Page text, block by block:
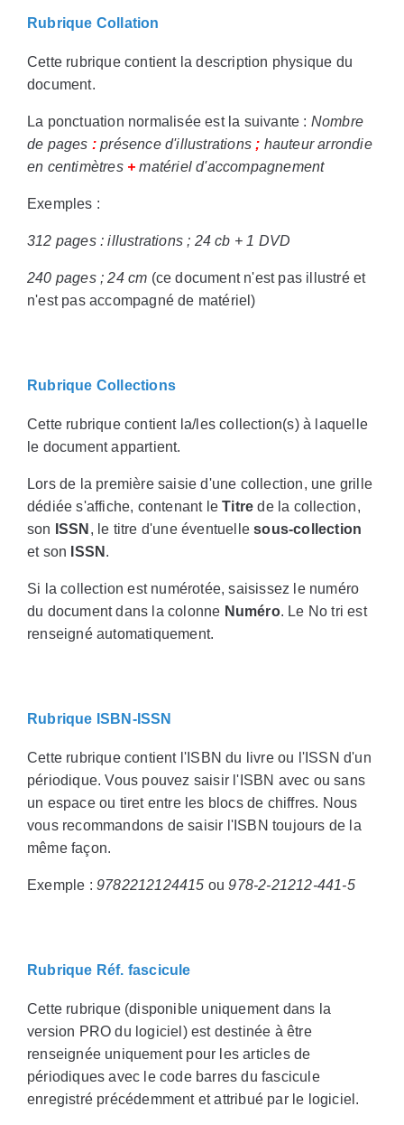
Rubrique Collation
Cette rubrique contient la description physique du
document.
La ponctuation normalisée est la suivante : Nombre
de pages :présence d'illustrations ; hauteur arrondie
en centimètres + matériel d'accompagnement
Exemples :
312 pages : illustrations ; 24 cb + 1 DVD
240 pages ; 24 cm (ce document n'est pas illustré et
n'est pas accompagné de matériel)
Rubrique Collections
Cette rubrique contient la/les collection(s) à laquelle
le document appartient.
Lors de la première saisie d'une collection, une grille
dédiée s'affiche, contenant leTitre de la collection,
son ISSN , le titre d'une éventuellesous-collection
et son ISSN .
Si la collection est numérotée, saisissez le numéro
du document dans la colonne Numéro. Le No tri est
renseigné automatiquement.
Rubrique ISBN-ISSN
Cette rubrique contient l'ISBN du livre ou l'ISSN d'un
périodique. Vous pouvez saisir l'ISBN avec ou sans
un espace ou tiret entre les blocs de chiffres. Nous
vous recommandons de saisir l'ISBN toujours de la
même façon.
Exemple : 9782212124415 ou978-2-21212-441-5
Rubrique Réf. fascicule
Cette rubrique (disponible uniquement dans la
version PRO du logiciel) est destinée à être
renseignée uniquement pour les articles de
périodiques avec le code barres du fascicule
enregistré précédemment et attribué par le logiciel.